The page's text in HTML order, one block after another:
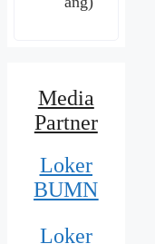
Media
Partner
Loker
BUMN
Loker